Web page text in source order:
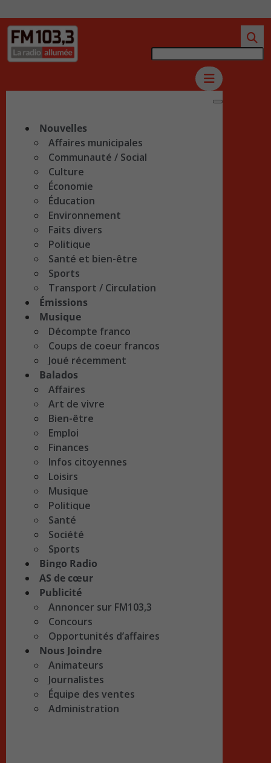
Nouvelles
Affaires municipales
Communauté / Social
Culture
Économie
Éducation
Environnement
Faits divers
Politique
Santé et bien-être
Sports
Transport / Circulation
Émissions
Musique
Décompte franco
Coups de coeur francos
Joué récemment
Balados
Affaires
Art de vivre
Bien-être
Emploi
Finances
Infos citoyennes
Loisirs
Musique
Politique
Santé
Société
Sports
Bingo Radio
AS de cœur
Publicité
Annoncer sur FM103,3
Concours
Opportunités d’affaires
Nous Joindre
Animateurs
Journalistes
Équipe des ventes
Administration